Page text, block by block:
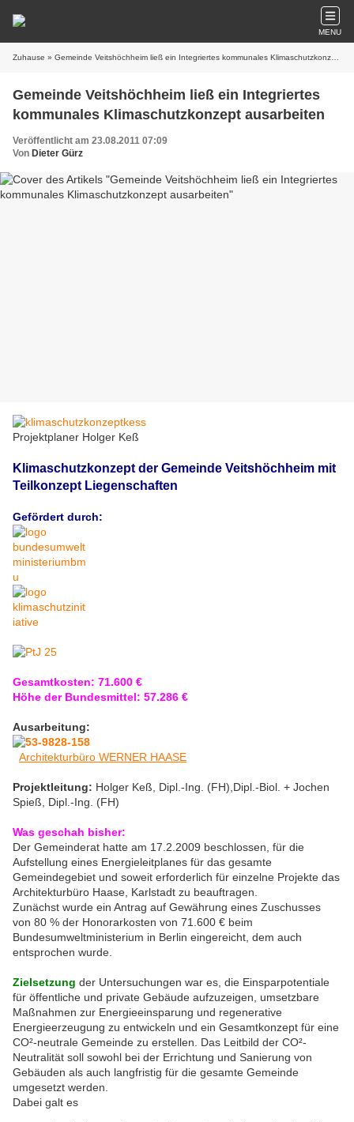
MENU
Zuhause » Gemeinde Veitshöchheim ließ ein Integriertes kommunales Klimaschutzkonzept ausarbeiten
Gemeinde Veitshöchheim ließ ein Integriertes
kommunales Klimaschutzkonzept ausarbeiten
Veröffentlicht am 23.08.2011 07:09
Von Dieter Gürz
Projektplaner Holger Keß
Klimaschutzkonzept der Gemeinde Veitshöchheim mit
Teilkonzept Liegenschaften
Gefördert durch:
Gesamtkosten: 71.600 €
Höhe der Bundesmittel: 57.286 €
Ausarbeitung:
Architekturbüro WERNER HAASE
Projektleitung: Holger Keß, Dipl.-Ing. (FH),Dipl.-Biol. + Jochen
Spieß, Dipl.-Ing. (FH)
Was geschah bisher:
Der Gemeinderat hatte am 17.2.2009 beschlossen, für die
Aufstellung eines Energieleitplanes für das gesamte
Gemeindegebiet und soweit erforderlich für einzelne Projekte das
Architekturbüro Haase, Karlstadt zu beauftragen.
Zunächst wurde ein Antrag auf Gewährung eines Zuschusses
von 80 % der Honorarkosten von 71.600 € beim
Bundesumweltministerium in Berlin eingereicht, dem auch
entsprochen wurde.
Zielsetzung der Untersuchungen war es, die Einsparpotentiale
für öffentliche und private Gebäude aufzuzeigen, umsetzbare
Maßnahmen zur Energieeinsparung und regenerative
Energieerzeugung zu entwickeln und ein Gesamtkonzept für eine
CO²-neutrale Gemeinde zu erstellen. Das Leitbild der CO²-
Neutralität soll sowohl bei der Errichtung und Sanierung von
Gebäuden als auch langfristig für die gesamte Gemeinde
umgesetzt werden.
Dabei galt es